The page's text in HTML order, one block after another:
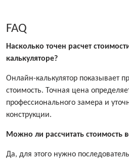
FAQ
Насколько точен расчет
калькуляторе?
Онлайн-калькулятор показывает
стоимость. Точная цена
профессионального замера и
конструкции.
Можно ли рассчитать стоимость
Да, для этого нужно